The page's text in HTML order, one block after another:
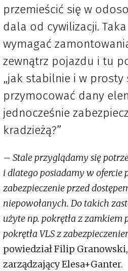
przemieścić się w
dala od cywilizacji.
wymagać
zewnątrz pojazdu i tu
„jak stabilnie i w prosty
przymocować dany
jednocześnie
kradzieżą?”
– Stale przyglądamy się
i dlatego posiadamy w ofercie
zabezpieczenie przed
niepowołanych. Do takich
użyte np. pokrętła z zamkiem
pokrętła VLS z
powiedział Filip
zarządzający Elesa+Ganter.